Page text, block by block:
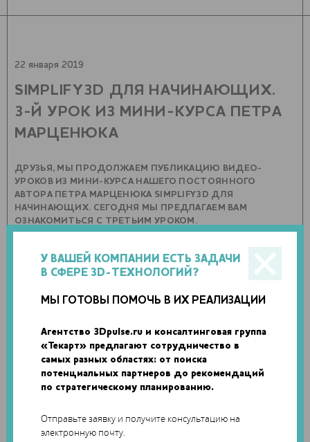
У ВАШЕЙ КОМПАНИИ ЕСТЬ ЗАДАЧИ
В СФЕРЕ 3D-ТЕХНОЛОГИЙ?
МЫ ГОТОВЫ ПОМОЧЬ В ИХ РЕАЛИЗАЦИИ
Агентство 3Dpulse.ru и консалтинговая группа
«Текарт» предлагают сотрудничество в
самых разных областях: от поиска
потенциальных партнеров до рекомендаций
по стратегическому планированию.
Отправьте заявку и получите консультацию на
электронную почту.
22 января 2019
SIMPLIFY3D ДЛЯ НАЧИНАЮЩИХ.
3-Й УРОК ИЗ МИНИ-КУРСА ПЕТРА
МАРЦЕНЮКА
ДРУЗЬЯ, МЫ ПРОДОЛЖАЕМ ПУБЛИКАЦИЮ ВИДЕО-
УРОКОВ ИЗ МИНИ-КУРСА НАШЕГО ПОСТОЯННОГО
АВТОРА ПЕТРА МАРЦЕНЮКА SIMPLIFY3D ДЛЯ
НАЧИНАЮЩИХ. СЕГОДНЯ МЫ ПРЕДЛАГАЕМ ВАМ
ОЗНАКОМИТЬСЯ С ТРЕТЬИМ УРОКОМ.